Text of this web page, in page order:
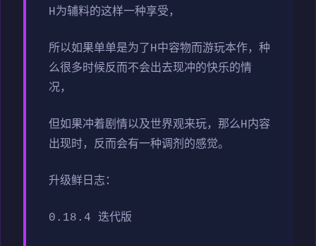
H为辅料的这样一种享受，
所以如果单单是为了H中容物而游玩本作，种
么很多时候反而不会出去现冲的快乐的情
况，
但如果冲着剧情以及世界观来玩，那么H内容
出现时，反而会有一种调剂的感觉。
升级鲜日志：
0.18.4 迭代版